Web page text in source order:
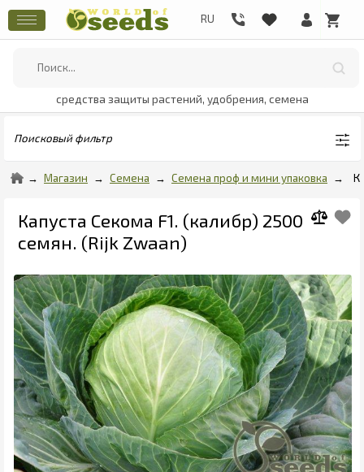
средства защиты растений, удобрения, семена
Поисковый фильтр
Магазин Семена Семена проф и мини упаковка
Капуста Секома F1. (калибр) 2500
семян. (Rijk Zwaan)